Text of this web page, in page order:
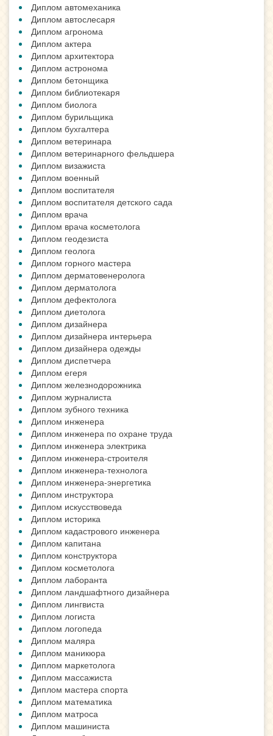
Диплом автомеханика
Диплом автослесаря
Диплом агронома
Диплом актера
Диплом архитектора
Диплом астронома
Диплом бетонщика
Диплом библиотекаря
Диплом биолога
Диплом бурильщика
Диплом бухгалтера
Диплом ветеринара
Диплом ветеринарного фельдшера
Диплом визажиста
Диплом военный
Диплом воспитателя
Диплом воспитателя детского сада
Диплом врача
Диплом врача косметолога
Диплом геодезиста
Диплом геолога
Диплом горного мастера
Диплом дерматовенеролога
Диплом дерматолога
Диплом дефектолога
Диплом диетолога
Диплом дизайнера
Диплом дизайнера интерьера
Диплом дизайнера одежды
Диплом диспетчера
Диплом егеря
Диплом железнодорожника
Диплом журналиста
Диплом зубного техника
Диплом инженера
Диплом инженера по охране труда
Диплом инженера электрика
Диплом инженера-строителя
Диплом инженера-технолога
Диплом инженера-энергетика
Диплом инструктора
Диплом искусствоведа
Диплом историка
Диплом кадастрового инженера
Диплом капитана
Диплом конструктора
Диплом косметолога
Диплом лаборанта
Диплом ландшафтного дизайнера
Диплом лингвиста
Диплом логиста
Диплом логопеда
Диплом маляра
Диплом маникюра
Диплом маркетолога
Диплом массажиста
Диплом мастера спорта
Диплом математика
Диплом матроса
Диплом машиниста